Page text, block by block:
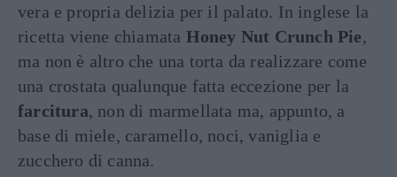
vera e propria delizia per il palato. In inglese la
ricetta viene chiamata Honey Nut Crunch Pie,
ma non è altro che una torta da realizzare come
una crostata qualunque fatta eccezione per la
farcitura, non di marmellata ma, appunto, a
base di miele, caramello, noci, vaniglia e
zucchero di canna.